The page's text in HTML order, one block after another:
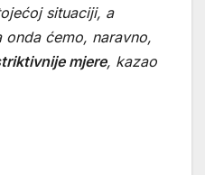
situaciji, a
ćemo, naravno,
mjere, kazao